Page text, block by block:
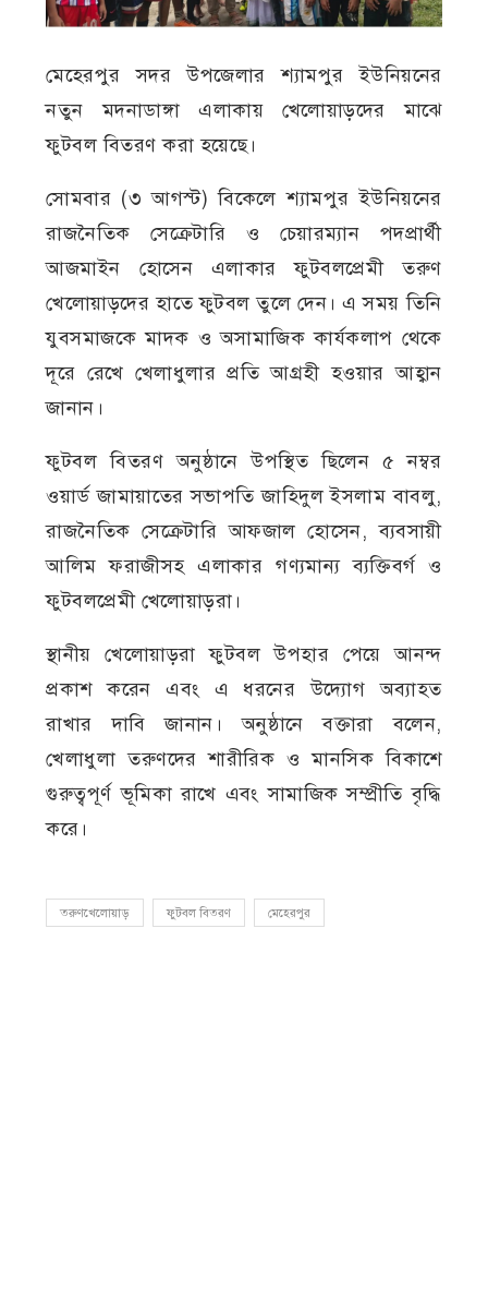
মেহেরপুর সদর উপজেলার শ্যামপুর ইউনিয়নের
নতুন মদনাডাঙ্গা এলাকায় খেলোয়াড়দের মাঝে
ফুটবল বিতরণ করা হয়েছে।
সোমবার (৩ আগস্ট) বিকেলে শ্যামপুর ইউনিয়নের
রাজনৈতিক সেক্রেটারি ও চেয়ারম্যান পদপ্রার্থী
আজমাইন হোসেন এলাকার ফুটবলপ্রেমী তরুণ
খেলোয়াড়দের হাতে ফুটবল তুলে দেন। এ সময় তিনি
যুবসমাজকে মাদক ও অসামাজিক কার্যকলাপ থেকে
দূরে রেখে খেলাধুলার প্রতি আগ্রহী হওয়ার আহ্বান
জানান।
ফুটবল বিতরণ অনুষ্ঠানে উপস্থিত ছিলেন ৫ নম্বর
ওয়ার্ড জামায়াতের সভাপতি জাহিদুল ইসলাম বাবলু,
রাজনৈতিক সেক্রেটারি আফজাল হোসেন, ব্যবসায়ী
আলিম ফরাজীসহ এলাকার গণ্যমান্য ব্যক্তিবর্গ ও
ফুটবলপ্রেমী খেলোয়াড়রা।
স্থানীয় খেলোয়াড়রা ফুটবল উপহার পেয়ে আনন্দ
প্রকাশ করেন এবং এ ধরনের উদ্যোগ অব্যাহত
রাখার দাবি জানান। অনুষ্ঠানে বক্তারা বলেন,
খেলাধুলা তরুণদের শারীরিক ও মানসিক বিকাশে
গুরুত্বপূর্ণ ভূমিকা রাখে এবং সামাজিক সম্প্রীতি বৃদ্ধি
করে।
তরুণখেলোয়াড় ফুটবল বিতরণ মেহেরপুর